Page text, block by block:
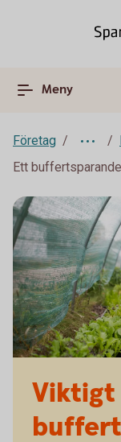
Meny
Företag
Ett